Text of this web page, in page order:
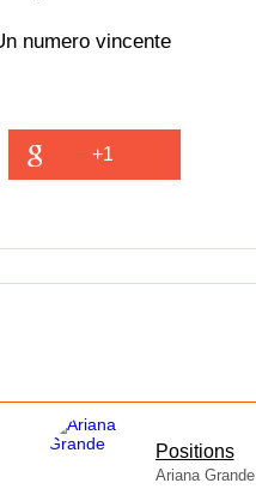
numero vincente
+1
​Positions
Ariana Grande